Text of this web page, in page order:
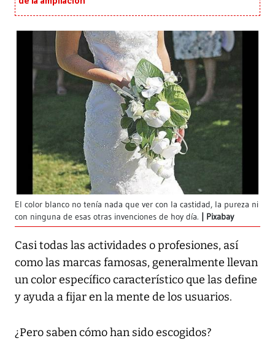
El color blanco no tenía nada que ver con la castidad, la pureza ni
con ninguna de esas otras invenciones de hoy día.
Pixabay
Casi todas las actividades o profesiones, así
como las marcas famosas, generalmente llevan
un color específico característico que las define
y ayuda a fijar en la mente de los usuarios.
¿Pero saben cómo han sido escogidos?